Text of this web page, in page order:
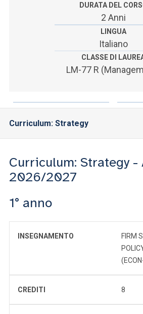
YOU ARE A FACULTY MEMBER OR STAFF
ACCEDI A CLOUDMAIL
DURATA DEL
2 Anni
LINGUA
Italiano
CLASSE DI
LM-77 R
Curriculum: Strategy
Curriculum: Strategy -
2026/2027
1° anno
INSEGNAMENTO
FIRM
CREDITI 8